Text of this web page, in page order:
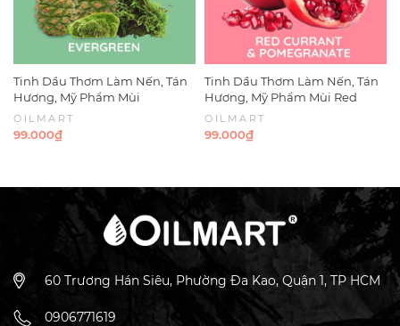
Tinh Dầu Thơm Làm Nến, Tán
Hương, Mỹ Phẩm Mùi
Evergreen
OILMART
99.000₫
Tinh Dầu Thơm Làm Nến, Tán
Hương, Mỹ Phẩm Mùi Red
Currant & Pomegranate
OILMART
99.000₫
60 Trương Hán Siêu, Phường Đa Kao, Quận 1, TP HCM
0906771619